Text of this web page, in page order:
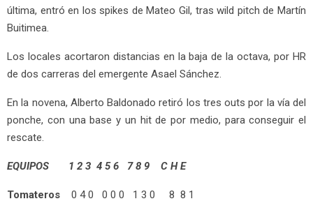
última, entró en los spikes de Mateo Gil, tras wild pitch de Martín
Buitimea.
Los locales acortaron distancias en la baja de la octava, por HR
de dos carreras del emergente Asael Sánchez.
En la novena, Alberto Baldonado retiró los tres outs por la vía del
ponche, con una base y un hit de por medio, para conseguir el
rescate.
EQUIPOS 1 2 3 4 5 6 7 8 9 C H E
Tomateros 0 4 0 0 0 0 1 3 0 8 8 1